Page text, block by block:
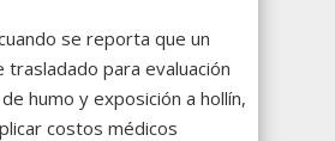
se reporta que un
para evaluación
humo y exposición a hollín,
costos médicos